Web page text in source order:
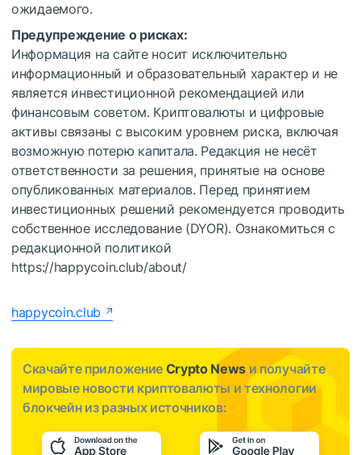
ожидаемого.
Предупреждение о рисках:
Информация на сайте носит исключительно
информационный и образовательный характер и не
является инвестиционной рекомендацией или
финансовым советом. Криптовалюты и цифровые
активы связаны с высоким уровнем риска, включая
возможную потерю капитала. Редакция не несёт
ответственности за решения, принятые на основе
опубликованных материалов. Перед принятием
инвестиционных решений рекомендуется проводить
собственное исследование (DYOR). Ознакомиться с
редакционной политикой
https://happycoin.club/about/
happycoin.club
Скачайте приложение Crypto News и получайте
мировые новости криптовалюты и технологии
блокчейн из разных источников: